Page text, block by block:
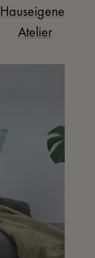
Hauseigenes
Atelier